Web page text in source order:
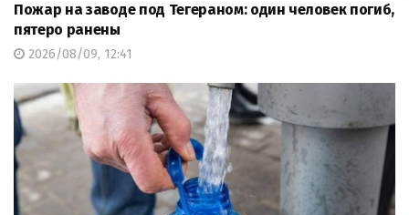
Пожар на заводе под Тегераном: один человек погиб,
пятеро ранены
2026/08/09, 12:41